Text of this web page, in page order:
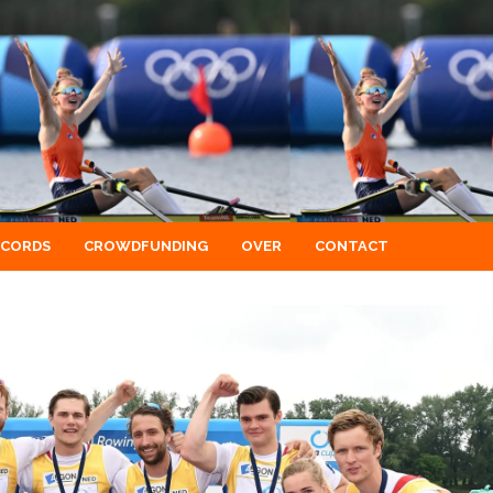
CROWDFUNDING OVER CONTACT